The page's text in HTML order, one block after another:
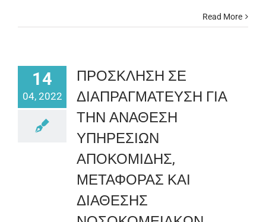
Read More
14
04, 2022
ΠΡΟΣΚΛΗΣΗ ΣΕ
ΔΙΑΠΡΑΓΜΑΤΕΥΣΗ ΓΙΑ
ΤΗΝ ΑΝΑΘΕΣΗ
ΥΠΗΡΕΣΙΩΝ
ΑΠΟΚΟΜΙΔΗΣ,
ΜΕΤΑΦΟΡΑΣ ΚΑΙ
ΔΙΑΘΕΣΗΣ